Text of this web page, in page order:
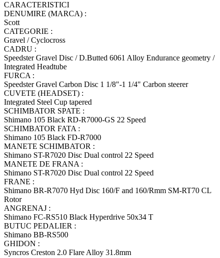
CARACTERISTICI
DENUMIRE (MARCA) :
Scott
CATEGORIE :
Gravel / Cyclocross
CADRU :
Speedster Gravel Disc / D.Butted 6061 Alloy Endurance geometry /
Integrated Headtube
FURCA :
Speedster Gravel Carbon Disc 1 1/8"-1 1/4" Carbon steerer
CUVETE (HEADSET) :
Integrated Steel Cup tapered
SCHIMBATOR SPATE :
Shimano 105 Black RD-R7000-GS 22 Speed
SCHIMBATOR FATA :
Shimano 105 Black FD-R7000
MANETE SCHIMBATOR :
Shimano ST-R7020 Disc Dual control 22 Speed
MANETE DE FRANA :
Shimano ST-R7020 Disc Dual control 22 Speed
FRANE :
Shimano BR-R7070 Hyd Disc 160/F and 160/Rmm SM-RT70 CL
Rotor
ANGRENAJ :
Shimano FC-RS510 Black Hyperdrive 50x34 T
BUTUC PEDALIER :
Shimano BB-RS500
GHIDON :
Syncros Creston 2.0 Flare Alloy 31.8mm